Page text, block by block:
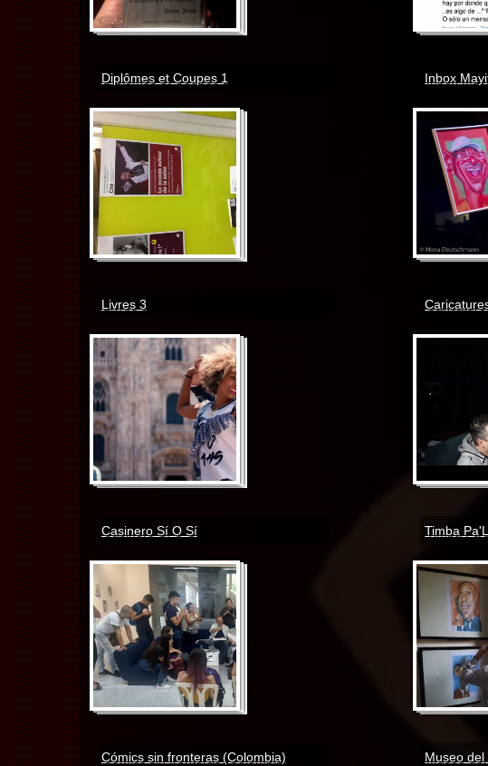
Diplômes et Coupes 1 Inbox
Livres 3
Casinero Sí O Sí Timba
Cómics sin fronteras (Colombia) Museo